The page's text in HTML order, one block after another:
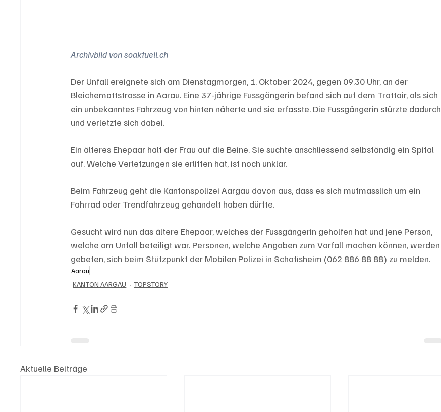
Archivbild von soaktuell.ch
Der Unfall ereignete sich am Dienstagmorgen, 1. Oktober 2024, gegen 09.30 Uhr, an der
Bleichemattstrasse in Aarau. Eine 37-jährige Fussgängerin befand sich auf dem Trottoir, als sich
ein unbekanntes Fahrzeug von hinten näherte und sie erfasste. Die Fussgängerin stürzte dadurch
und verletzte sich dabei.
Ein älteres Ehepaar half der Frau auf die Beine. Sie suchte anschliessend selbständig ein Spital
auf. Welche Verletzungen sie erlitten hat, ist noch unklar.
Beim Fahrzeug geht die Kantonspolizei Aargau davon aus, dass es sich mutmasslich um ein
Fahrrad oder Trendfahrzeug gehandelt haben dürfte.
Gesucht wird nun das ältere Ehepaar, welches der Fussgängerin geholfen hat und jene Person,
welche am Unfall beteiligt war. Personen, welche Angaben zum Vorfall machen können, werden
gebeten, sich beim Stützpunkt der Mobilen Polizei in Schafisheim (062 886 88 88) zu melden.
Aarau
KANTON AARGAU
TOPSTORY
Aktuelle Beiträge